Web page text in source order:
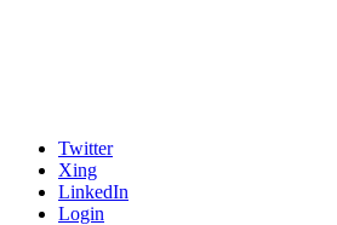
Twitter
Xing
LinkedIn
Login